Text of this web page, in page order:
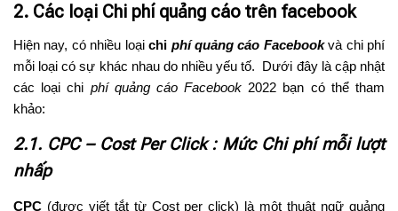
2. Các loại Chi phí quảng cáo trên facebook
Hiện nay, có nhiều loạichi phí quảng cáo Facebookvà chi phí
mỗi loại có sự khác nhau do nhiều yếu tố. Dưới đây là cập nhật
các loại chi phí quảng cáo Facebook 2022 bạn có thể tham
khảo:
2.1. CPC – Cost Per Click : Mức Chi phí mỗi lượt
nhấp
CPC (được viết tắt từ Cost per click) là một thuật ngữ quảng